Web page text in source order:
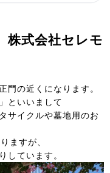
式会社セレモ
門の近くになります。
といいまして
サイクルや墓地用のお
ますが、
しています。